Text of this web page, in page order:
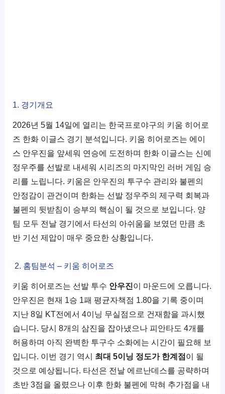
1. 경기개요
2026년 5월 14일에 열리는 한국프로야구의 키움 히어로
즈 한화 이글스 경기 분석입니다. 키움 히어로즈는 에이
스 안우진을 앞세워 연승에 도전하며 한화 이글스는 신예
정우주를 선발로 내세워 시리즈의 마지막인 러버 게임 승
리를 노립니다. 키움은 안우진의 투구수 관리와 불펜의
안정감이 관건이며 한화는 선발 정우주의 제구력 회복과
불펜의 뒷받침이 승부의 핵심이 될 것으로 보입니다. 양
팀 모두 전날 경기에서 타선의 아쉬움을 보였던 만큼 초
반 기선 제압이 매우 중요한 상황입니다.
2. 홈팀분석 – 키움 히어로즈
키움 히어로즈는 선발 투수 안우진이 마운드에 오릅니다.
안우진은 현재 1승 1패 평균자책점 1.80을 기록 중이며
지난 8일 KT전에서 4이닝 무실점으로 건재함을 과시했
습니다. 당시 8개의 삼진을 잡아냈으나 피안타도 4개를
허용하며 아직 완벽한 투구수 소화에는 시간이 필요해 보
입니다. 이번 경기 역시 최대 5이닝 정도가 한계점이 될
것으로 예상됩니다. 타선은 전날 에르난데스를 공략하며
초반 3점을 올렸으나 이후 한화 불펜에 막혀 추가점을 내